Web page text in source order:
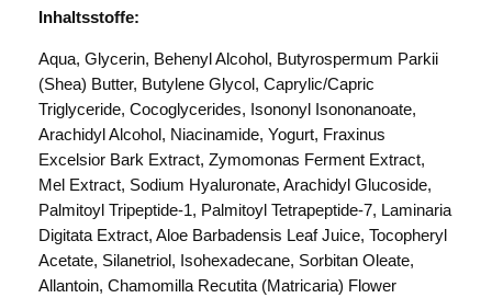
i
e
l
u
m
n
A
b
s
o
Inhaltsstoffe:
Aqua, Glycerin, Behenyl Alcohol, Butyrospermum Parkii
(Shea) Butter, Butylene Glycol, Caprylic/Capric
Triglyceride, Cocoglycerides, Isononyl Isononanoate,
Arachidyl Alcohol, Niacinamide, Yogurt, Fraxinus
Excelsior Bark Extract, Zymomonas Ferment Extract,
Mel Extract, Sodium Hyaluronate, Arachidyl Glucoside,
Palmitoyl Tripeptide-1, Palmitoyl Tetrapeptide-7, Laminaria
Digitata Extract, Aloe Barbadensis Leaf Juice, Tocopheryl
Acetate, Silanetriol, Isohexadecane, Sorbitan Oleate,
Allantoin, Chamomilla Recutita (Matricaria) Flower